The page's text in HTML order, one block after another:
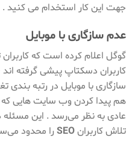
جهت این کار استخدام می کنید .
عدم سازگاری با موبایل
کاربران دسکتاپ پیشی گرفته
سازگاری با موبایل در رتبه بندی
هم پیدا کردن وب سایت هایی
عادی به نظر می‌رسد . این
تلاش کاربرانSEOرا محدود